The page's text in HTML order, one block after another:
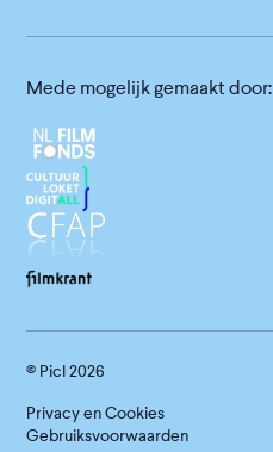
Mede mogelijk gemaakt door:
© Picl2026
Privacy en Cookies
Gebruiksvoorwaarden